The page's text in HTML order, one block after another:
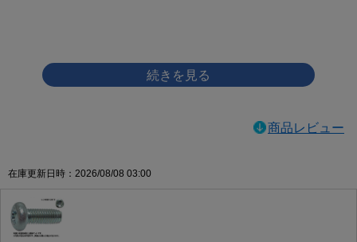
商品レビュー
在庫更新日時：2026/08/08 03:00